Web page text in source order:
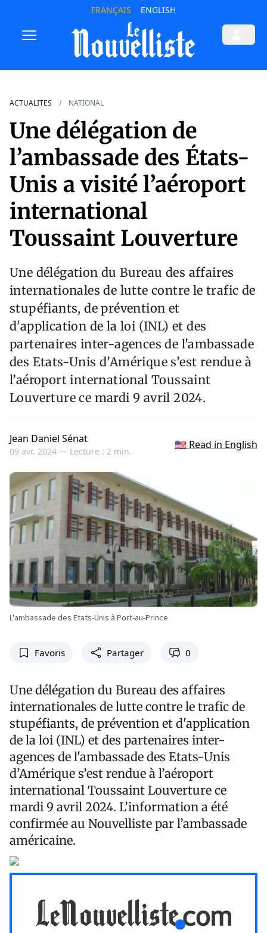
FRANÇAIS ENGLISH
ACTUALITES NATIONAL
Une délégation de
l’ambassade des États-
Unis a visité l’aéroport
international
Toussaint Louverture
Une délégation du Bureau des affaires
internationales de lutte contre le trafic de
stupéfiants, de prévention et
d'application de la loi (INL) et des
partenaires inter-agences de l'ambassade
des Etats-Unis d’Amérique s’est rendue à
l’aéroport international Toussaint
Louverture ce mardi 9 avril 2024.
Jean Daniel Sénat
09 avr. 2024 — Lecture : 2 min.
🇺🇸 Read in English
L'ambassade des Etats-Unis à Port-au-Prince
Favoris Partager 0
Une délégation du Bureau des affaires
internationales de lutte contre le trafic de
stupéfiants, de prévention et d'application
de la loi (INL) et des partenaires inter-
agences de l'ambassade des Etats-Unis
d’Amérique s’est rendue à l’aéroport
international Toussaint Louverture ce
mardi 9 avril 2024. L’information a été
confirmée au Nouvelliste par l’ambassade
américaine.